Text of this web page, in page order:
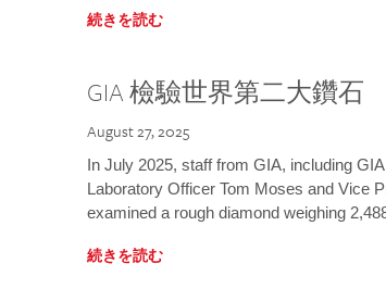
続きを読む
GIA 檢驗世界第二大鑽石
August 27, 2025
In July 2025, staff from GIA, including
Laboratory Officer Tom Moses and Vice
examined a rough diamond weighing
続きを読む